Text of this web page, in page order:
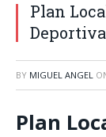
Plan
BY MIGUEL ANGEL
Plan